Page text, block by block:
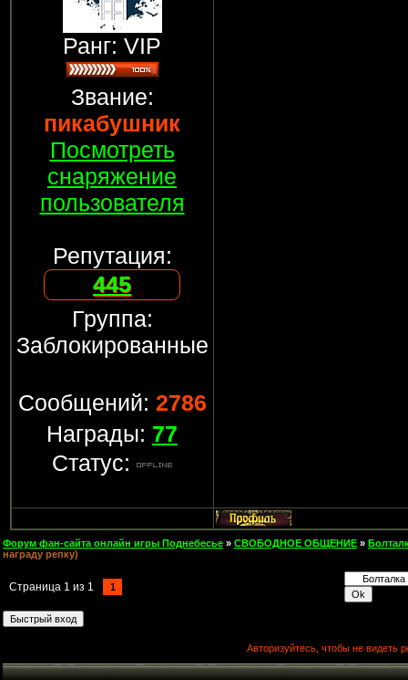
Ранг: VIP
Звание:
пикабушник
Посмотреть
снаряжение
пользователя
Репутация:
445
Группа:
Заблокированные
Сообщений: 2786
Награды: 77
Статус:
Форум фан-сайта онлайн игры Поднебесье » СВОБОДНОЕ ОБЩЕНИЕ »
награду репку)
Страница 1 из 1 1
Авторизуйтесь, чтобы не видеть